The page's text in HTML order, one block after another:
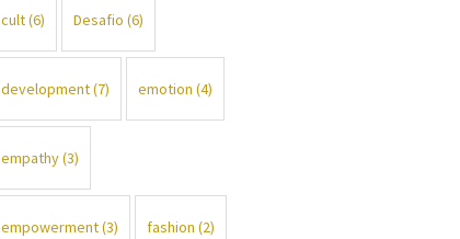
cult(6) Desafio (6)
development(7) emotion (4)
empathy(3)
empowerment(3) fashion (2)